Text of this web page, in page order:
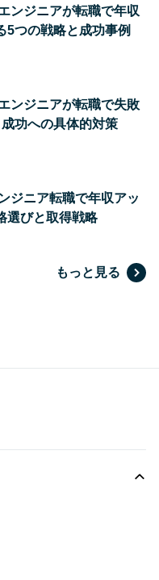
ンジニアが転職で年収
5つの戦略と成功事例
ンジニアが転職で失敗
功への具体的対策
ジニア転職で年収アッ
選びと取得戦略
もっと見る